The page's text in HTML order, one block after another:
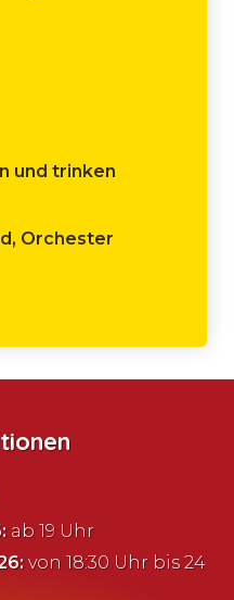
und trinken
Orchester
ab 19 Uhr
von 18:30 Uhr bis 24